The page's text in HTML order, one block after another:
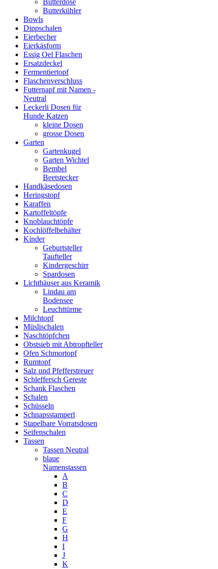
Butterdose
Butterkühler
Bowls
Dippschalen
Eierbecher
Eierkäsform
Essig Oel Flaschen
Ersatzdeckel
Fermentiertopf
Flaschenverschluss
Futternapf mit Namen -
Neutral
Leckerli Dosen für
Hunde Katzen
kleine Dosen
grosse Dosen
Garten
Gartenkugel
Garten Wichtel
Bembel
Beetstecker
Handkäsedosen
Heringstopf
Karaffen
Kartoffeltöpfe
Knoblauchtöpfe
Kochlöffelbehälter
Kinder
Geburtsteller
Taufteller
Kindergeschirr
Spardosen
Lichthäuser aus Keramik
Lindau am
Bodensee
Leuchttürme
Milchtopf
Müslischalen
Naschtöpfchen
Obstsieb mit Abtropfteller
Ofen Schmortopf
Rumtopf
Salz und Pfefferstreuer
Schleffersch Gereste
Schank Flaschen
Schalen
Schüsseln
Schnapsstamperl
Stapelbare Vorratsdosen
Seifenschalen
Tassen
Tassen Neutral
blaue
Namenstassen
A
B
C
D
E
F
G
H
I
J
K